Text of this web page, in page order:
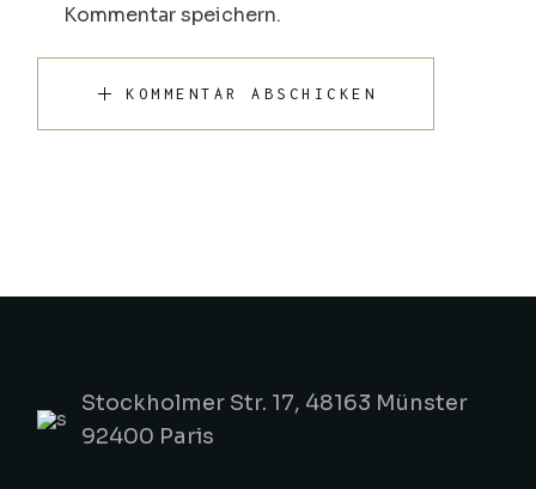
Kommentar speichern.
KOMMENTAR ABSCHICKEN
Stockholmer Str. 17, 48163 Münster
92400 Paris